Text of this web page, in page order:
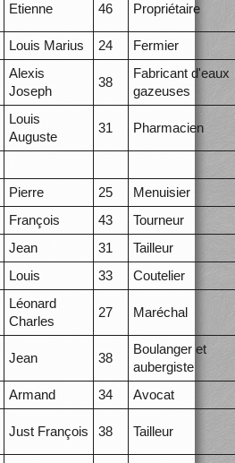
Etienne 46 Propriétaire
Louis Marius 24 Fermier
Alexis
Joseph
38
Fabricant d'eaux
gazeuses
Louis
Auguste
31 Pharmacien
Pierre 25
Menuisier
François 43
Tourneur
Jean 31
Tailleur
Louis 33 Coutelier
Léonard
Charles
27 Maréchal
Jean 38
Boulanger et
aubergiste
Armand 34 Avocat
Just François 38 Tailleur